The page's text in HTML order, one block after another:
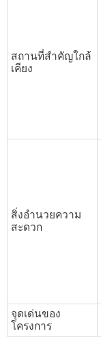
สถานที่สำคัญใกล้
เคียง
สิ่งอำนวยความ
สะดวก
จุดเด่นของ
โครงการ